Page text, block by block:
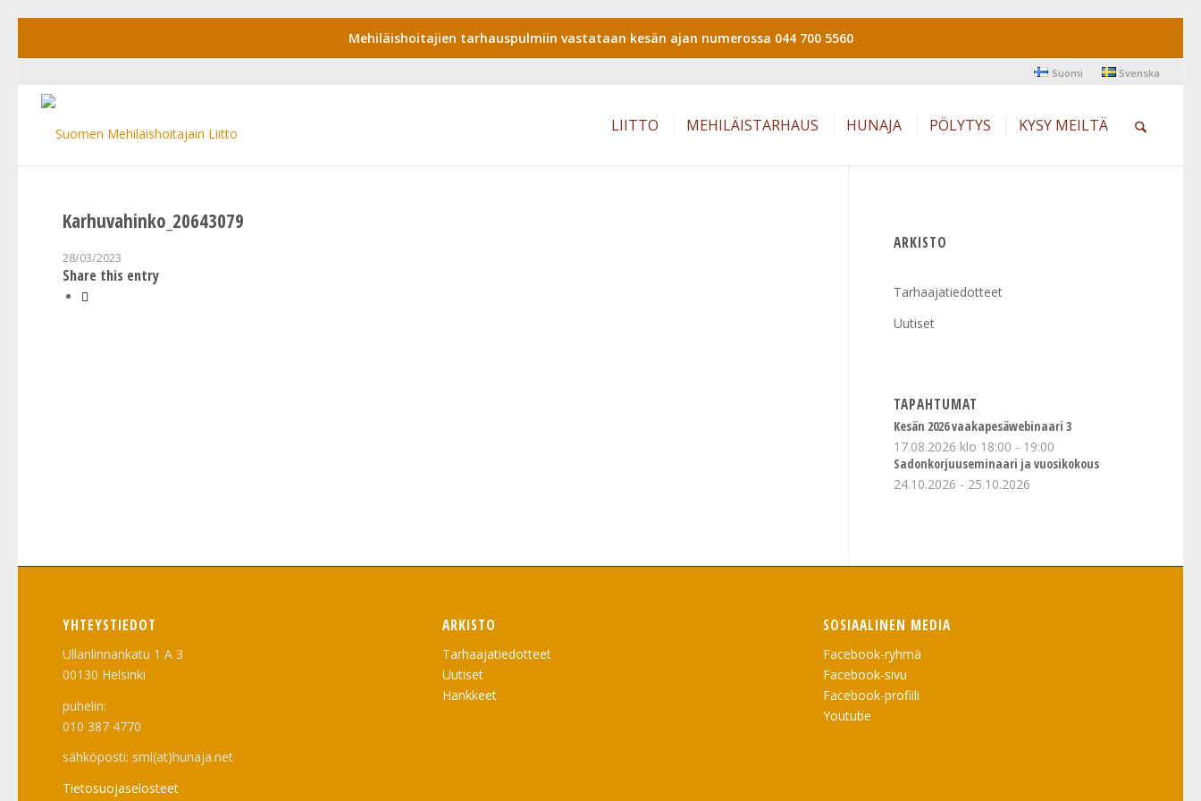
Mehiläishoitajien tarhauspulmiin vastataan kesän ajan numerossa 044 700 5560
Suomi Svenska
LIITTO MEHILÄISTARHAUS HUNAJA PÖLYTYS KYSY MEILTÄ
Karhuvahinko_20643079
28/03/2023
Share this entry
ARKISTO
Tarhaajatiedotteet
Uutiset
TAPAHTUMAT
Kesän 2026 vaakapesäwebinaari 3
17.08.2026 klo 18:00 - 19:00
Sadonkorjuuseminaari ja vuosikokous
24.10.2026 - 25.10.2026
YHTEYSTIEDOT
Ullanlinnankatu 1 A 3
00130 Helsinki
puhelin:
010 387 4770
sähköposti: sml(at)hunaja.net
Tietosuojaselosteet
ARKISTO
Tarhaajatiedotteet
Uutiset
Hankkeet
SOSIAALINEN MEDIA
Facebook-ryhmä
Facebook-sivu
Facebook-profiili
Youtube